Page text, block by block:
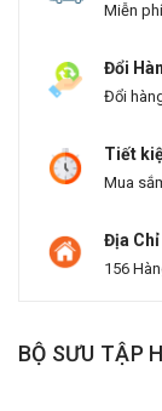
Miễn
Đổi
Đổi
Tiết
Mua
Địa Chỉ
156
BỘ SƯU TẬP